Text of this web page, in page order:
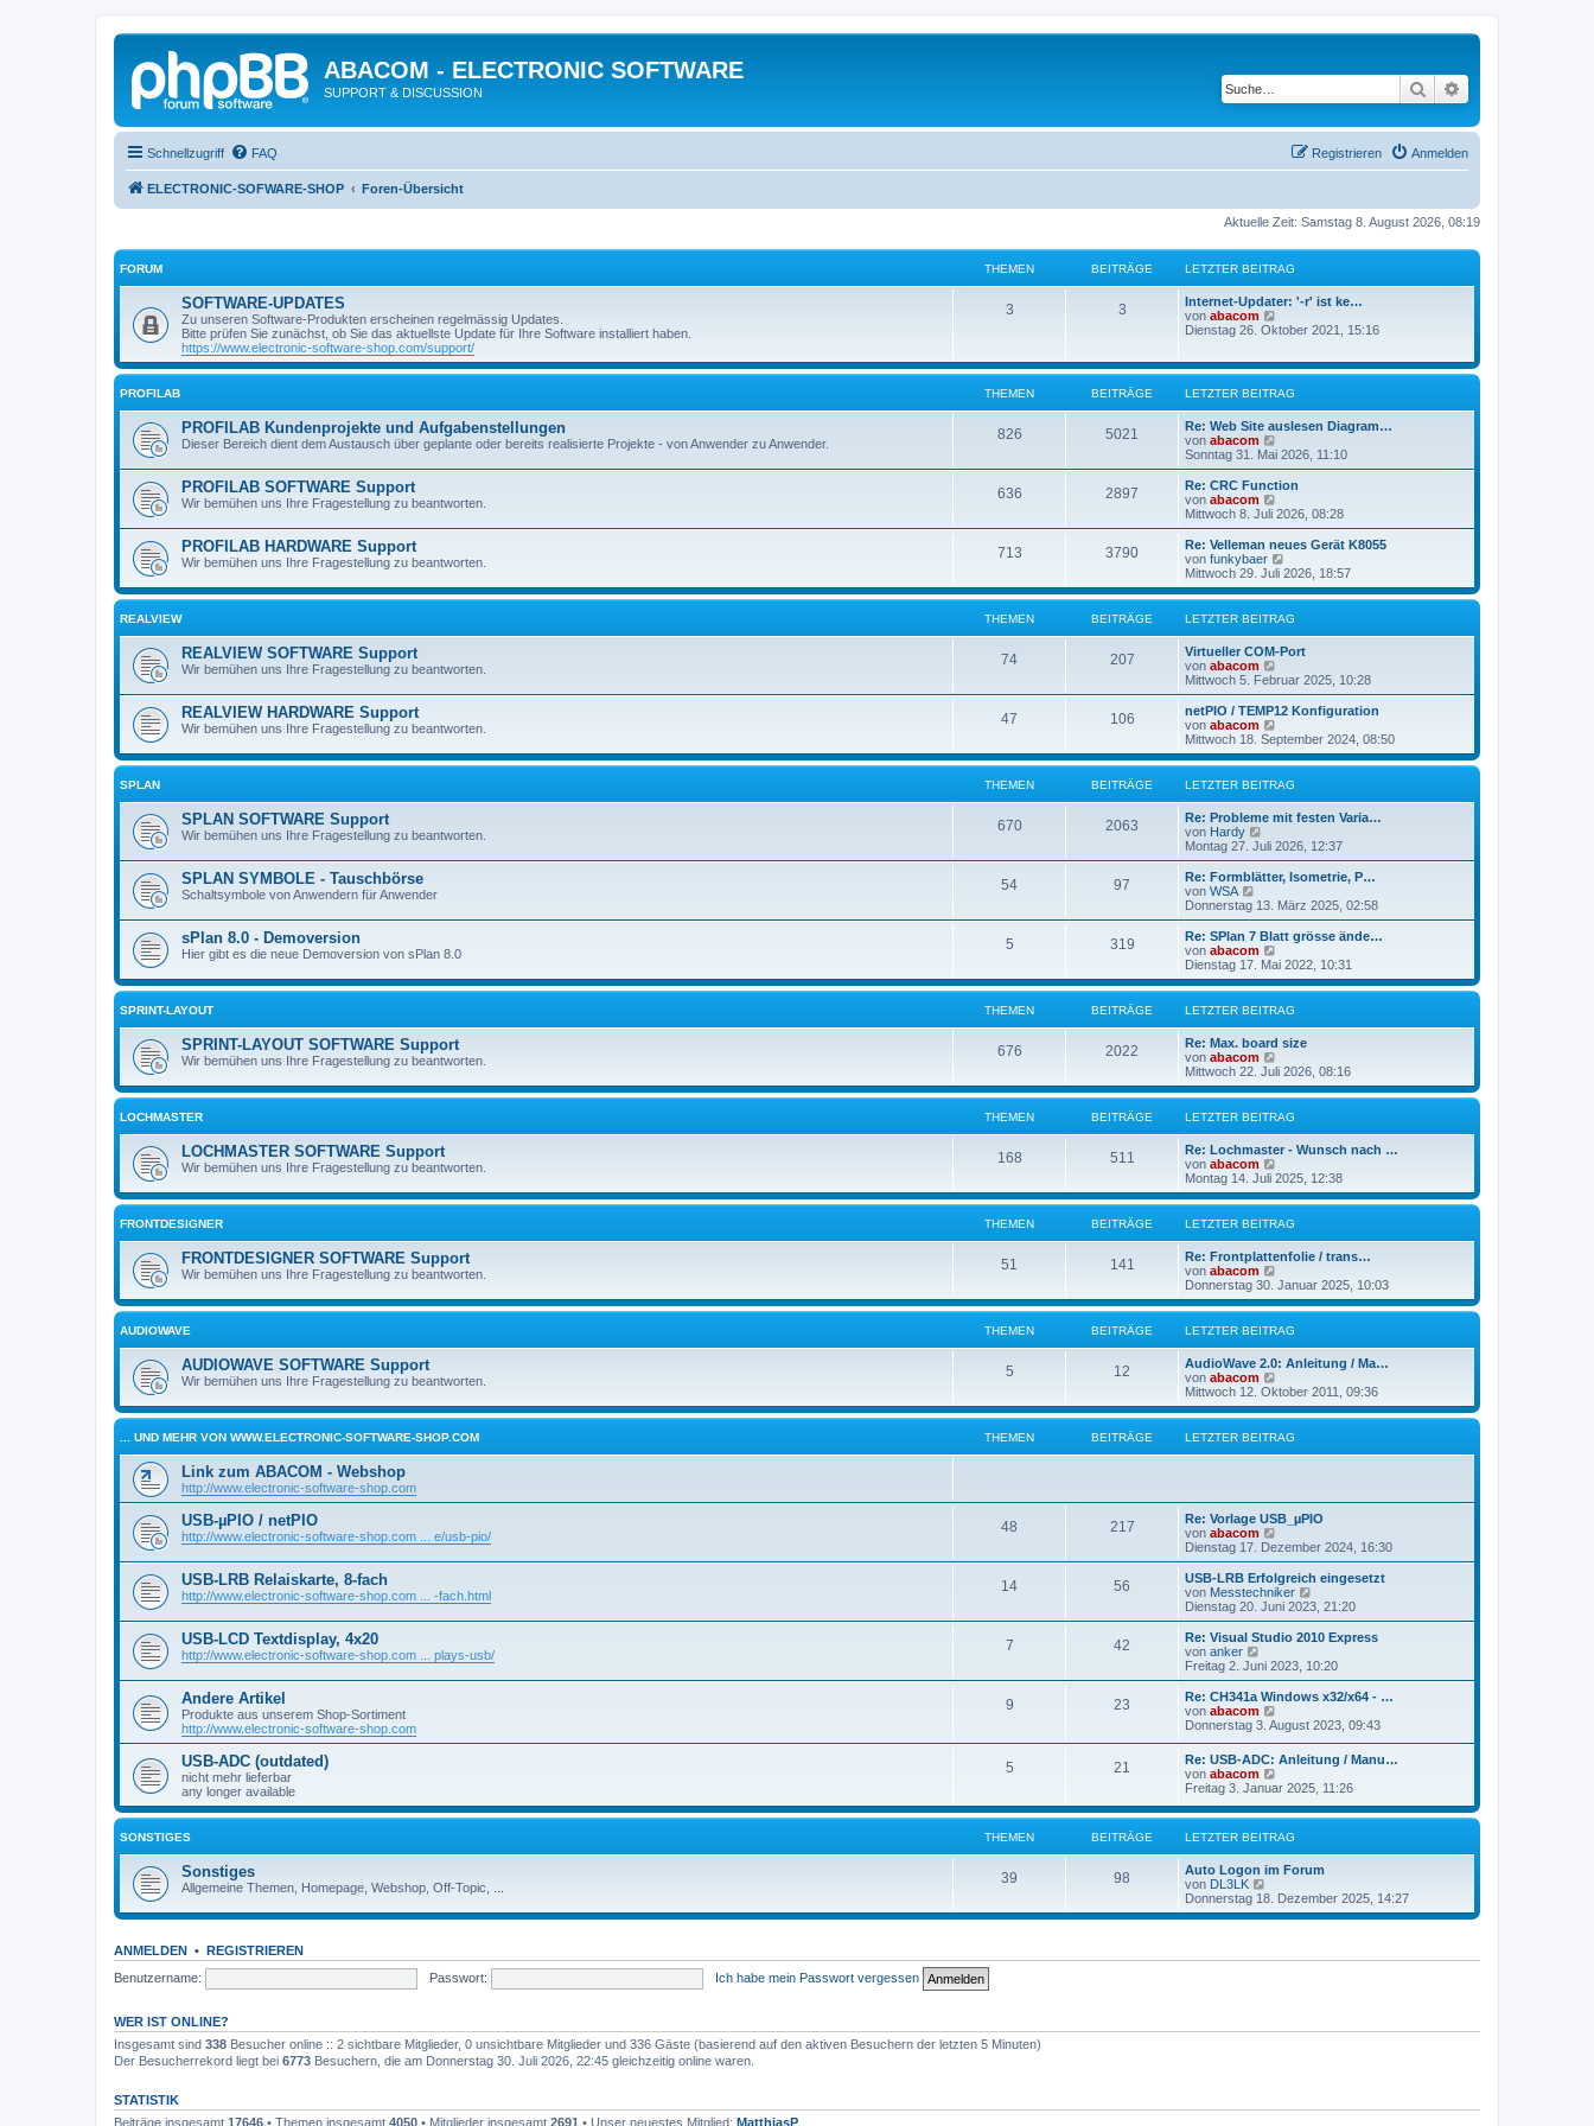
ABACOM - ELECTRONIC SOFTWARE
SUPPORT & DISCUSSION Suche
Schnellzugriff FAQ Anmelden
Registrieren
ELECTRONIC-SOFWARE-SHOP Foren-Übersicht
Aktuelle Zeit: Samstag 8. August 2026, 08:19
FORUM THEMEN BEITRÄGE LETZTER BEITRAG
SOFTWARE-UPDATES
Zu unseren Software-Produkten erscheinen regelmässig Updates.
Bitte prüfen Sie zunächst, ob Sie das aktuellste Update für Ihre Software installiert haben.
https://www.electronic-software-shop.com/support/
3 3
Internet-Updater: '-r' ist ke…
von abacom
e
s
e
r
B
i
t
r
g
Dienstag 26. Oktober 2021, 15:16
PROFILAB THEMEN BEITRÄGE LETZTER BEITRAG
PROFILAB Kundenprojekte und Aufgabenstellungen
Dieser Bereich dient dem Austausch über geplante oder bereits realisierte Projekte - von Anwender zu Anwender.
826 5021
Re: Web Site auslesen Diagram…
von abacom
e
u
e
t
B
e
i
t
a
g
Sonntag 31. Mai 2026, 11:10
PROFILAB SOFTWARE Support
Wir bemühen uns Ihre Fragestellung zu beantworten.
636 2897
Re: CRC Function
von abacom
e
u
e
s
t
r
B
e
i
t
a
g
Mittwoch 8. Juli 2026, 08:28
PROFILAB HARDWARE Support
Wir bemühen uns Ihre Fragestellung zu beantworten.
713 3790
Re: Velleman neues Gerät K8055
von funkybaer
e
u
e
s
r
e
i
t
a
g
Mittwoch 29. Juli 2026, 18:57
REALVIEW THEMEN BEITRÄGE LETZTER BEITRAG
REALVIEW SOFTWARE Support
Wir bemühen uns Ihre Fragestellung zu beantworten.
74 207
Virtueller COM-Port
von abacom
e
u
e
t
e
r
B
e
i
t
a
g
Mittwoch 5. Februar 2025, 10:28
REALVIEW HARDWARE Support
Wir bemühen uns Ihre Fragestellung zu beantworten.
47 106
netPIO / TEMP12 Konfiguration
von abacom
e
u
e
s
r
e
i
t
a
g
Mittwoch 18. September 2024, 08:50
SPLAN THEMEN BEITRÄGE LETZTER BEITRAG
SPLAN SOFTWARE Support
Wir bemühen uns Ihre Fragestellung zu beantworten.
670 2063
Re: Probleme mit festen Varia…
von Hardy
e
u
e
t
r
B
e
i
t
a
g
Montag 27. Juli 2026, 12:37
SPLAN SYMBOLE - Tauschbörse
Schaltsymbole von Anwendern für Anwender
54 97
Re: Formblätter, Isometrie, P…
von WSA
e
u
e
s
r
B
e
i
t
r
a
g
Donnerstag 13. März 2025, 02:58
sPlan 8.0 - Demoversion
Hier gibt es die neue Demoversion von sPlan 8.0
5 319
Re: SPlan 7 Blatt grösse ände…
von abacom
e
u
e
s
r
e
i
r
a
g
Dienstag 17. Mai 2022, 10:31
SPRINT-LAYOUT THEMEN BEITRÄGE LETZTER BEITRAG
SPRINT-LAYOUT SOFTWARE Support
Wir bemühen uns Ihre Fragestellung zu beantworten.
676 2022
Re: Max. board size
von abacom
e
u
e
s
r
e
i
r
a
g
Mittwoch 22. Juli 2026, 08:16
LOCHMASTER THEMEN BEITRÄGE LETZTER BEITRAG
LOCHMASTER SOFTWARE Support
Wir bemühen uns Ihre Fragestellung zu beantworten.
168 511
Re: Lochmaster - Wunsch nach …
von abacom
e
u
e
s
r
e
i
r
a
g
Montag 14. Juli 2025, 12:38
FRONTDESIGNER THEMEN BEITRÄGE LETZTER BEITRAG
FRONTDESIGNER SOFTWARE Support
Wir bemühen uns Ihre Fragestellung zu beantworten.
51 141
Re: Frontplattenfolie / trans…
von abacom
e
u
e
s
r
e
i
r
a
Donnerstag 30. Januar 2025, 10:03
AUDIOWAVE THEMEN BEITRÄGE LETZTER BEITRAG
AUDIOWAVE SOFTWARE Support
Wir bemühen uns Ihre Fragestellung zu beantworten.
5 12
AudioWave 2.0: Anleitung / Ma…
von abacom
e
u
e
s
e
i
r
a
g
Mittwoch 12. Oktober 2011, 09:36
... UND MEHR VON WWW.ELECTRONIC-SOFTWARE-SHOP.COM THEMEN BEITRÄGE LETZTER BEITRAG
Link zum ABACOM - Webshop
http://www.electronic-software-shop.com
USB-µPIO / netPIO
http://www.electronic-software-shop.com ... e/usb-pio/
48 217
Re: Vorlage USB_µPIO
von abacom
e
u
e
s
t
r
B
e
i
r
g
Dienstag 17. Dezember 2024, 16:30
USB-LRB Relaiskarte, 8-fach
http://www.electronic-software-shop.com ... -fach.html
14 56
USB-LRB Erfolgreich eingesetzt
von Messtechniker
e
u
e
t
B
e
i
t
r
g
Dienstag 20. Juni 2023, 21:20
USB-LCD Textdisplay, 4x20
http://www.electronic-software-shop.com ... plays-usb/
7 42
Re: Visual Studio 2010 Express
von anker
e
u
e
s
t
B
e
i
t
r
a
Freitag 2. Juni 2023, 10:20
Andere Artikel
Produkte aus unserem Shop-Sortiment
http://www.electronic-software-shop.com
9 23
Re: CH341a Windows x32/x64 - …
von abacom
e
e
s
e
r
B
e
i
t
a
Donnerstag 3. August 2023, 09:43
USB-ADC (outdated)
nicht mehr lieferbar
any longer available
5 21
Re: USB-ADC: Anleitung / Manu…
von abacom
e
e
t
e
r
e
i
a
Freitag 3. Januar 2025, 11:26
SONSTIGES THEMEN BEITRÄGE LETZTER BEITRAG
Sonstiges
Allgemeine Themen, Homepage, Webshop, Off-Topic, ...
39 98
Auto Logon im Forum
von DL3LK
e
u
Donnerstag 18. Dezember 2025, 14:27
ANMELDEN • REGISTRIEREN
Benutzername:
Passwort: Ich habe mein Passwort vergessen
WER IST ONLINE?
Insgesamt sind 338 Besucher online :: 2 sichtbare Mitglieder, 0 unsichtbare Mitglieder und 336 Gäste (basierend auf den aktiven Besuchern der letzten 5 Minuten)
Der Besucherrekord liegt bei 6773 Besuchern, die am Donnerstag 30. Juli 2026, 22:45 gleichzeitig online waren.
STATISTIK
Beiträge insgesamt 17646 • Themen insgesamt 4050 • Mitglieder insgesamt 2691 • Unser neuestes Mitglied: MatthiasP